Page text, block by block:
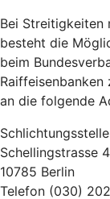
Bei Streitigkeiten
besteht die
beim
an die folgende
Schellingstrasse 4
10785 Berlin
Telefon (030)